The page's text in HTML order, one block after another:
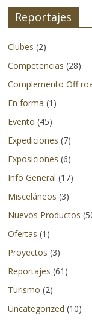
sino
también
adentrarnos
en
otros
Reportajes
Clubes (2)
Competencias (28)
Complemento Off
En forma (1)
Evento (45)
Expediciones (7)
Exposiciones (6)
Info General (17)
Misceláneos (3)
Nuevos Productos
Ofertas (1)
Proyectos (3)
Reportajes (61)
Turismo (2)
Uncategorized (10)